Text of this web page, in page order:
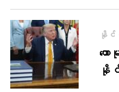
နိုင်
ဟေ
နို